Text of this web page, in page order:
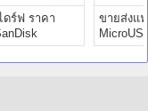
ร์ฟ ราคา
ขายส่งแ
Tablets